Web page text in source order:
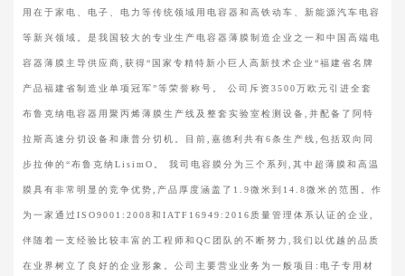
用在于家电、电子、电力等传统领域用电容器和高铁动车、新能源汽车电容
等新兴领域。是我国较大的专业生产电容器薄膜制造企业之一和中国高端电
容器薄膜主导供应商,获得“国家专精特新小巨人高新技术企业“福建省名牌
产品福建省制造业单项冠军”等荣誉称号。 公司斥资3500万欧元引进全套
布鲁克纳电容器用聚丙烯薄膜生产线及整套实验室检测设备,并配备了阿特
拉斯高速分切设备和康普分切机。目前,嘉德利共有6条生产线,包括双向同
步拉伸的“布鲁克纳LisimO。 我司电容膜分为三个系列,其中超薄膜和高温
膜具有非常明显的竞争优势,产品厚度涵盖了1.9微米到14.8微米的范围。作
为一家通过ISO9001:2008和IATF16949:2016质量管理体系认证的企业,
伴随着一支经验比较丰富的工程师和QC团队的不断努力,我们以优越的品质
在业界树立了良好的企业形象。公司主要营业业务为一般项目:电子专用材